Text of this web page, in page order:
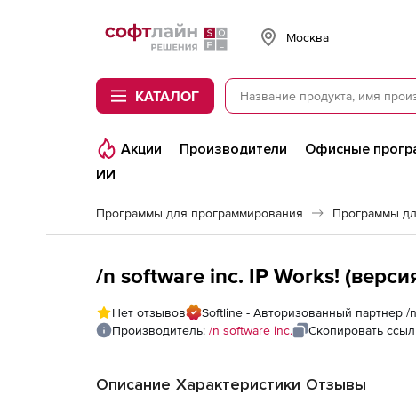
Softline
Москва
КАТАЛОГ
Акции Производители Офисные
ИИ
Программы для программирования Программы
/n software inc. IP Works!
Нет отзывов
Softline - Авторизованный партнер /
Производитель: /n software inc. Скопировать
Описание Характеристики Отзывы